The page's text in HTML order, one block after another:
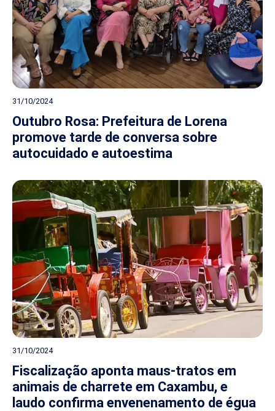
31/10/2024
Outubro Rosa: Prefeitura de Lorena
promove tarde de conversa sobre
autocuidado e autoestima
31/10/2024
Fiscalização aponta maus-tratos em
animais de charrete em Caxambu, e
laudo confirma envenenamento de égua